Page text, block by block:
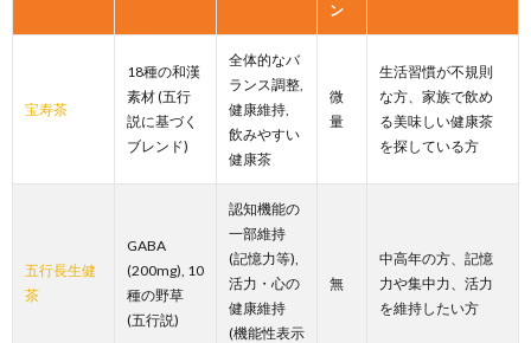
ン
宝寿茶
18種の和漢
素材 (五行
説に基づく
ブレンド)
全体的なバ
ランス調整,
健康維持,
飲みやすい
健康茶
微
量
生活習慣が不規則
な方、家族で飲め
る美味しい健康茶
を探している方
五行長生健
茶
GABA
(200mg), 10
種の野草
(五行説)
認知機能の
一部維持
(記憶力等),
活力・心の
健康維持
(機能性表示
無
中高年の方、記憶
力や集中力、活力
を維持したい方